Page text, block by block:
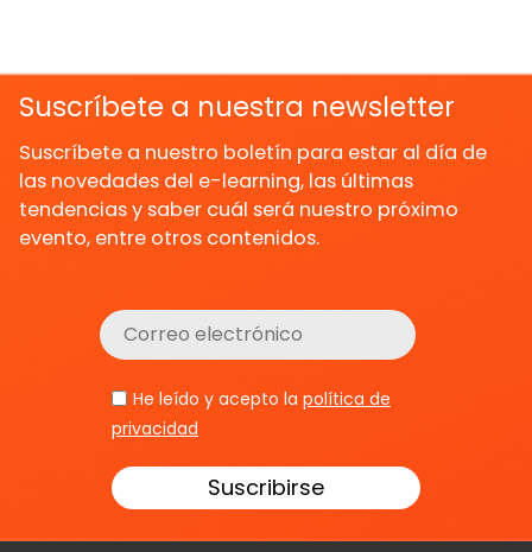
Suscríbete a nuestra newsletter
Suscríbete a nuestro boletín para estar al día de
las novedades del e-learning, las últimas
tendencias y saber cuál será nuestro próximo
evento, entre otros contenidos.
He leído y acepto la política de
privacidad